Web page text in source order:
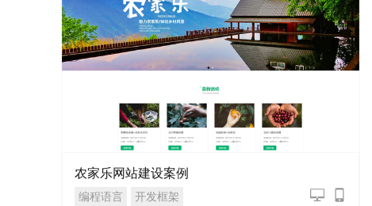
农家乐网站建设案例
编程语言 开发框架